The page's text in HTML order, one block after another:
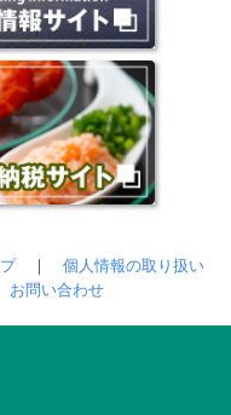
｜ 個人情報の取り扱い
お問い合わせ